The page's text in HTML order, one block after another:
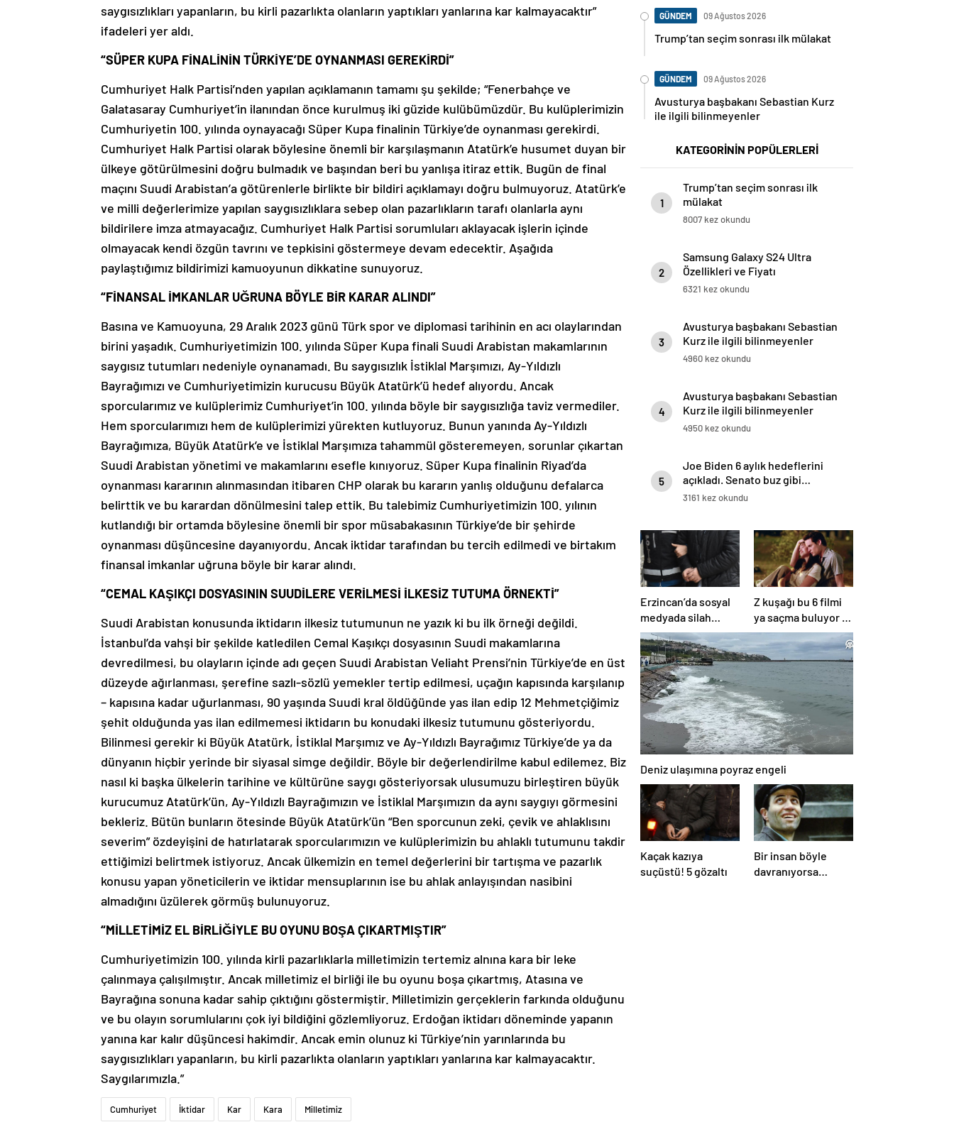
saygısızlıkları yapanların, bu kirli pazarlıkta olanların yaptıkları yanlarına kar kalmayacaktır”
ifadeleri yer aldı.
“SÜPER KUPA FİNALİNİN TÜRKİYE’DE OYNANMASI GEREKİRDİ”
Cumhuriyet Halk Partisi’nden yapılan açıklamanın tamamı şu şekilde; “Fenerbahçe ve
Galatasaray Cumhuriyet’in ilanından önce kurulmuş iki güzide kulübümüzdür. Bu kulüplerimizin
Cumhuriyetin 100. yılında oynayacağı Süper Kupa finalinin Türkiye’de oynanması gerekirdi.
Cumhuriyet Halk Partisi olarak böylesine önemli bir karşılaşmanın Atatürk’e husumet duyan bir
ülkeye götürülmesini doğru bulmadık ve başından beri bu yanlışa itiraz ettik. Bugün de final
maçını Suudi Arabistan’a götürenlerle birlikte bir bildiri açıklamayı doğru bulmuyoruz. Atatürk’e
ve milli değerlerimize yapılan saygısızlıklara sebep olan pazarlıkların tarafı olanlarla aynı
bildirilere imza atmayacağız. Cumhuriyet Halk Partisi sorumluları aklayacak işlerin içinde
olmayacak kendi özgün tavrını ve tepkisini göstermeye devam edecektir. Aşağıda
paylaştığımız bildirimizi kamuoyunun dikkatine sunuyoruz.
“FİNANSAL İMKANLAR UĞRUNA BÖYLE BİR KARAR ALINDI”
Basına ve Kamuoyuna, 29 Aralık 2023 günü Türk spor ve diplomasi tarihinin en acı olaylarından
birini yaşadık. Cumhuriyetimizin 100. yılında Süper Kupa finali Suudi Arabistan makamlarının
saygısız tutumları nedeniyle oynanamadı. Bu saygısızlık İstiklal Marşımızı, Ay-Yıldızlı
Bayrağımızı ve Cumhuriyetimizin kurucusu Büyük Atatürk’ü hedef alıyordu. Ancak
sporcularımız ve kulüplerimiz Cumhuriyet’in 100. yılında böyle bir saygısızlığa taviz vermediler.
Hem sporcularımızı hem de kulüplerimizi yürekten kutluyoruz. Bunun yanında Ay-Yıldızlı
Bayrağımıza, Büyük Atatürk’e ve İstiklal Marşımıza tahammül gösteremeyen, sorunlar çıkartan
Suudi Arabistan yönetimi ve makamlarını esefle kınıyoruz. Süper Kupa finalinin Riyad’da
oynanması kararının alınmasından itibaren CHP olarak bu kararın yanlış olduğunu defalarca
belirttik ve bu karardan dönülmesini talep ettik. Bu talebimiz Cumhuriyetimizin 100. yılının
kutlandığı bir ortamda böylesine önemli bir spor müsabakasının Türkiye’de bir şehirde
oynanması düşüncesine dayanıyordu. Ancak iktidar tarafından bu tercih edilmedi ve birtakım
finansal imkanlar uğruna böyle bir karar alındı.
“CEMAL KAŞIKÇI DOSYASININ SUUDİLERE VERİLMESİ İLKESİZ TUTUMA ÖRNEKTİ”
Suudi Arabistan konusunda iktidarın ilkesiz tutumunun ne yazık ki bu ilk örneği değildi.
İstanbul’da vahşi bir şekilde katledilen Cemal Kaşıkçı dosyasının Suudi makamlarına
devredilmesi, bu olayların içinde adı geçen Suudi Arabistan Veliaht Prensi’nin Türkiye’de en üst
düzeyde ağırlanması, şerefine sazlı-sözlü yemekler tertip edilmesi, uçağın kapısında karşılanıp
– kapısına kadar uğurlanması, 90 yaşında Suudi kral öldüğünde yas ilan edip 12 Mehmetçiğimiz
şehit olduğunda yas ilan edilmemesi iktidarın bu konudaki ilkesiz tutumunu gösteriyordu.
Bilinmesi gerekir ki Büyük Atatürk, İstiklal Marşımız ve Ay-Yıldızlı Bayrağımız Türkiye’de ya da
dünyanın hiçbir yerinde bir siyasal simge değildir. Böyle bir değerlendirilme kabul edilemez. Biz
nasıl ki başka ülkelerin tarihine ve kültürüne saygı gösteriyorsak ulusumuzu birleştiren büyük
kurucumuz Atatürk’ün, Ay-Yıldızlı Bayrağımızın ve İstiklal Marşımızın da aynı saygıyı görmesini
bekleriz. Bütün bunların ötesinde Büyük Atatürk’ün “Ben sporcunun zeki, çevik ve ahlaklısını
severim” özdeyişini de hatırlatarak sporcularımızın ve kulüplerimizin bu ahlaklı tutumunu takdir
ettiğimizi belirtmek istiyoruz. Ancak ülkemizin en temel değerlerini bir tartışma ve pazarlık
konusu yapan yöneticilerin ve iktidar mensuplarının ise bu ahlak anlayışından nasibini
almadığını üzülerek görmüş bulunuyoruz.
“MİLLETİMİZ EL BİRLİĞİYLE BU OYUNU BOŞA ÇIKARTMIŞTIR”
Cumhuriyetimizin 100. yılında kirli pazarlıklarla milletimizin tertemiz alnına kara bir leke
çalınmaya çalışılmıştır. Ancak milletimiz el birliği ile bu oyunu boşa çıkartmış, Atasına ve
Bayrağına sonuna kadar sahip çıktığını göstermiştir. Milletimizin gerçeklerin farkında olduğunu
ve bu olayın sorumlularını çok iyi bildiğini gözlemliyoruz. Erdoğan iktidarı döneminde yapanın
yanına kar kalır düşüncesi hakimdir. Ancak emin olunuz ki Türkiye’nin yarınlarında bu
saygısızlıkları yapanların, bu kirli pazarlıkta olanların yaptıkları yanlarına kar kalmayacaktır.
Saygılarımızla.”
Cumhuriyet İktidar Kar Kara Milletimiz
GÜNDEM 09 Ağustos 2026
Trump’tan seçim sonrası ilk mülakat
GÜNDEM 09 Ağustos 2026
Avusturya başbakanı Sebastian Kurz
ile ilgili bilinmeyenler
KATEGORİNİN POPÜLERLERİ
1
Trump’tan seçim sonrası ilk
mülakat
8007 kez okundu
2
Samsung Galaxy S24 Ultra
Özellikleri ve Fiyatı
6321 kez okundu
3
Avusturya başbakanı Sebastian
Kurz ile ilgili bilinmeyenler
4960 kez okundu
4
Avusturya başbakanı Sebastian
Kurz ile ilgili bilinmeyenler
4950 kez okundu
5
Joe Biden 6 aylık hedeflerini
açıkladı. Senato buz gibi…
3161 kez okundu
Erzincan’da sosyal
medyada silah
teşhiri yapanlar
yakalandı
Z kuşağı bu 6 filmi
ya saçma buluyor ya
da rahatsız edici ve
toksik!
Deniz ulaşımına poyraz engeli
Kaçak kazıya
suçüstü! 5 gözaltı
Bir insan böyle
davranıyorsa